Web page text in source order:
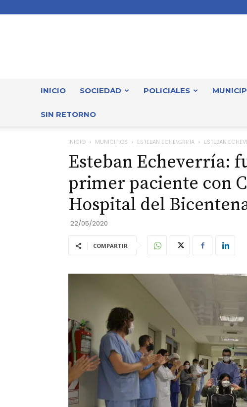
INICIO SOCIEDAD POLICIALES
SIN RETORNO
INICIO MUNICIPIOS ESTEBAN ECHEVERRÍA ESTEBAN
Esteban Echeverría:
primer paciente con
Hospital del
22/05/2020
COMPARTIR